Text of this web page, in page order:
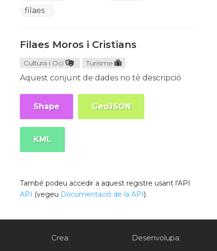
filaes
Filaes Moros i Cristians
Cultura i Oci Turisme
Aquest conjunt de dades no té descripció
Shape GeoJSON
KML
També podeu accedir a aquest registre usant l'API
API (vegeu Documentació de la API).
Crea: Desenvolupa: